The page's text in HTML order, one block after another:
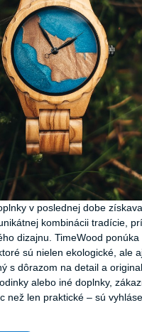
v poslednej dobe
kombinácii tradície,
dizajnu. TimeWood ponúka
sú nielen ekologické, ale
s dôrazom na detail a
alebo iné doplnky,
než len praktické – sú